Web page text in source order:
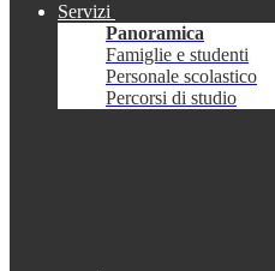
Servizi
Panoramica
Famiglie e studenti
Personale scolastico
Percorsi di studio